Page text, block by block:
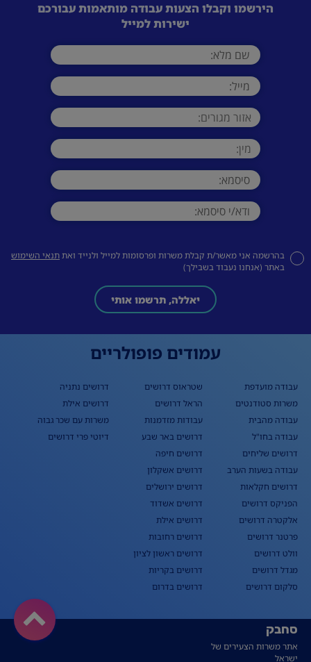
הירשמו וקבלו הצעות עבודה מותאמות עבורכם
ישירות למייל
בהרשמה אני מאשר/ת קבלת משרות ופרסומות למייל ולנייד ואתתנאי השימוש
באתר (אנחנו נעבוד בשבילך)
יאללה, תרשמו אותי
עמודים פופולריים
עבודה מועדפת
משרות סטודנטים
עבודה מהבית
עבודה בחו"ל
דרושים שליחים
עבודה בשעות הערב
דרושים חקלאות
הפניקס דרושים
אלקטרה דרושים
פרטנר דרושים
וולט דרושים
מגדל דרושים
סלקום דרושים
שטראוס דרושים
הראל דרושים
עבודות מזדמנות
דרושים באר שבע
דרושים חיפה
דרושים אשקלון
דרושים ירושלים
דרושים אשדוד
דרושים אילת
דרושים רחובות
דרושים ראשון לציון
דרושים בקריות
דרושים בדרום
דרושים נתניה
דרושים אילת
משרות עם שכר גבוה
דיוטי פרי דרושים
סחבק
אתר משרות הצעירים של
ישראל